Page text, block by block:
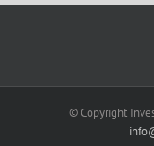
© Copyright